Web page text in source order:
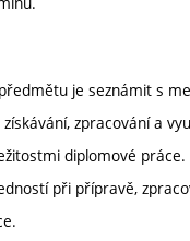
je seznámit s
zpracování a
diplomové práce.
při přípravě,